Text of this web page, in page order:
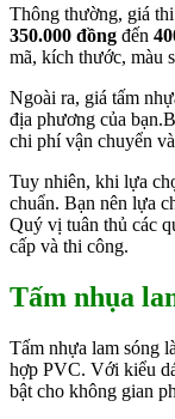
Thông thường, giá
350.000 đồng đến
mã, kích thước, màu
Ngoài ra, giá tấm
địa phương của
chi phí vận chuyển
Tuy nhiên, khi lựa
chuẩn. Bạn nên lựa
Quý vị tuân thủ các
cấp và thi công.
Tấm nhụa
Tấm nhựa lam sóng
hợp PVC. Với kiểu
bật cho không gian